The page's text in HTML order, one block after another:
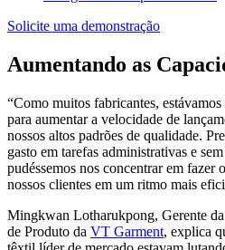
Solicite uma demonstração
Aumentando as
“Como muitos fabricantes,
para aumentar a velocidade de
nossos altos padrões de qualidade.
gasto em tarefas administrativas e
pudéssemos nos concentrar em fazer
nossos clientes em um ritmo mais
Mingkwan Lotharukpong, Gerente
de Produto da VT Garment, explica